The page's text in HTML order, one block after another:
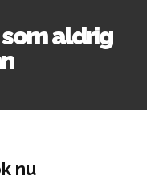
aldrig
nu